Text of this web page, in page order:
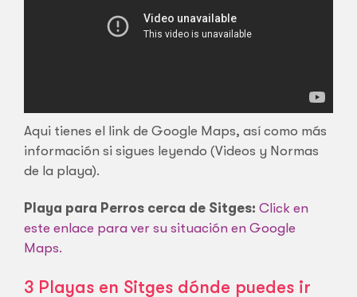
Aqui tienes el link de Google Maps, así como más
información si sigues leyendo (Videos y Normas
de la playa).
Playa para Perros cerca de Sitges:Click en
este enlace para ver su situación en Google
Maps.
3 Playas en Sitges dónde puedes ir